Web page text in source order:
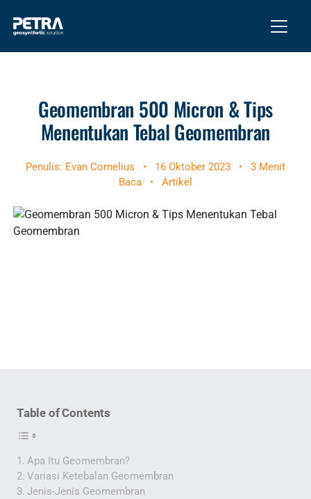
Geomembran 500 Micron & Tips
Menentukan Tebal Geomembran
Penulis: Evan Cornelius • 16 Oktober 2023 •
3 Menit
Baca
• Artikel
Table of Contents
Apa Itu Geomembran?
Variasi Ketebalan Geomembran
Jenis-Jenis Geomembran